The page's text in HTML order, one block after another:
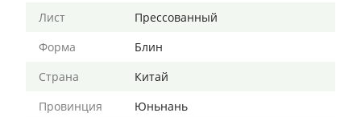
Лист
Прессованный
Форма
Блин
Страна
Китай
Провинция
Юньнань